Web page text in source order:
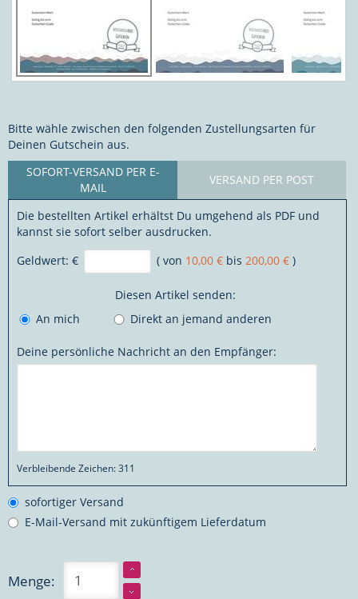
Bitte wähle zwischen den folgenden Zustellungsarten für
Deinen Gutschein aus.
SOFORT-VERSAND PER E-
MAIL
VERSAND PER POST
Die bestellten Artikel erhältst Du umgehend als PDF und
kannst sie sofort selber ausdrucken.
Geldwert: € ( von 10,00 € bis 200,00 € )
Diesen Artikel senden:
An mich
Direkt an jemand anderen
Deine persönliche Nachricht an den Empfänger:
Verbleibende Zeichen:311
sofortiger Versand
E-Mail-Versand mit zukünftigem Lieferdatum
Menge: